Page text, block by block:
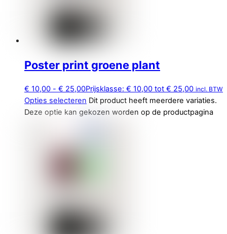
Poster print groene plant
€ 10,00 - € 25,00Prijsklasse: € 10,00 tot € 25,00 incl. BTW
Opties selecteren Dit product heeft meerdere variaties.
Deze optie kan gekozen worden op de productpagina